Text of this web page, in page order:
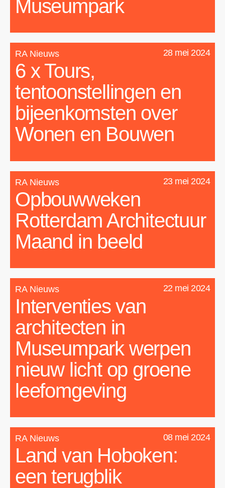
Museumpark
RA Nieuws 28 mei 2024
6 x Tours,
tentoonstellingen en
bijeenkomsten over
Wonen en Bouwen
RA Nieuws 23 mei 2024
Opbouwweken
Rotterdam Architectuur
Maand in beeld
RA Nieuws 22 mei 2024
Interventies van
architecten in
Museumpark werpen
nieuw licht op groene
leefomgeving
RA Nieuws 08 mei 2024
Land van Hoboken:
een terugblik